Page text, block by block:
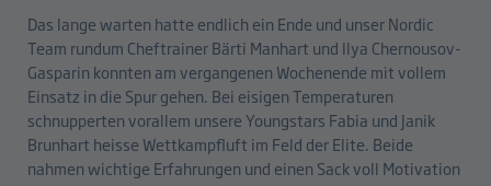
Das lange warten hatte endlich ein Ende und unser Nordic
Team rundum Cheftrainer Bärti Manhart und Ilya Chernousov-
Gasparin konnten am vergangenen Wochenende mit vollem
Einsatz in die Spur gehen. Bei eisigen Temperaturen
schnupperten vorallem unsere Youngstars Fabia und Janik
Brunhart heisse Wettkampfluft im Feld der Elite. Beide
nahmen wichtige Erfahrungen und einen Sack voll Motivation